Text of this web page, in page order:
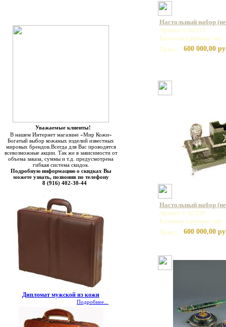
Уважаемые клиенты!
В нашем Интернет магазине «Мир Кожи»
Богатый выбор кожаных изделий известных
мировых брендов.Всегда для Вас проводятся
всевозможные акции. Так же в зависимости от
объема заказа, суммы и т.д. предусмотрена
гибкая система скидок.
Подробную информацию о скидках Вы
можете узнать, позвонив по телефону
8 (916) 402-30-44
Дипломат мужской из кожи
Подробнее...
Настольный набор
Артикул: h2355
Базовая единица: шт
Цена:
600 000,00
Настольный набор
Артикул: h2356
Базовая единица: шт
Цена:
600 000,00